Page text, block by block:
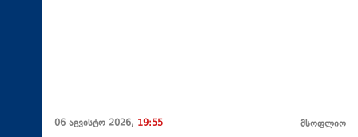
06 აგვისტო 2026, 19:55 მსოფლიო